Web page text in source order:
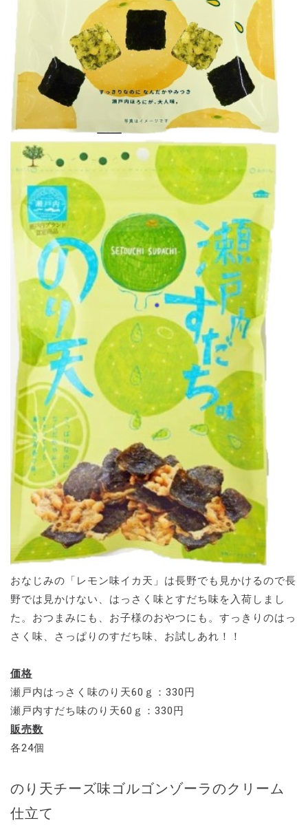
おなじみの「レモン味イカ天」は長野でも見かけるので長
野では見かけない、はっさく味とすだち味を入荷しまし
た。おつまみにも、お子様のおやつにも。すっきりのはっ
さく味、さっぱりのすだち味、お試しあれ！！
価格
瀬戸内はっさく味のり天60ｇ：330円
瀬戸内すだち味のり天60ｇ：330円
販売数
各24個
のり天チーズ味ゴルゴンゾーラのクリーム
仕立て